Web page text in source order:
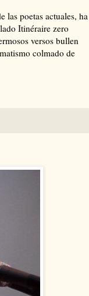
las poetas actuales, ha
Itinéraire zero
versos bullen
colmado de